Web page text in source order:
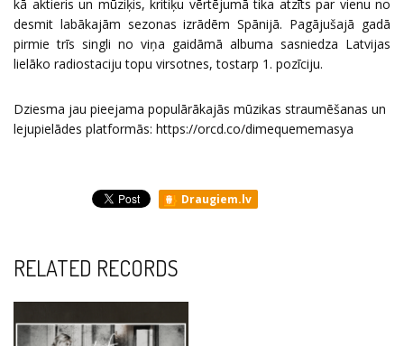
kā aktieris un mūziķis, kritiķu vērtējumā tika atzīts par vienu no
desmit labākajām sezonas izrādēm Spānijā. Pagājušajā gadā
pirmie trīs singli no viņa gaidāmā albuma sasniedza Latvijas
lielāko radiostaciju topu virsotnes, tostarp 1. pozīciju.
Dziesma jau pieejama populārākajās mūzikas straumēšanas un
lejupielādes platformās: https://orcd.co/dimequememasya
Draugiem.lv
RELATED RECORDS